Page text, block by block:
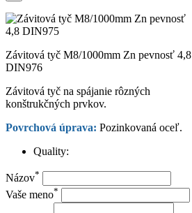
Závitová tyč M8/1000mm Zn pevnosť 4,8
DIN976
Závitová tyč na spájanie rôzných
konštrukčných prvkov.
Povrchová úprava: Pozinkovaná oceľ.
Quality:
Názov*
Vaše meno*